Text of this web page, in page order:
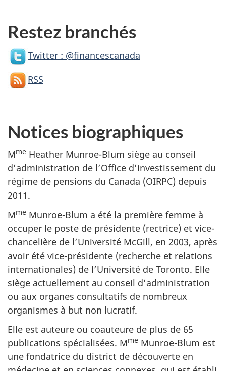
Restez branchés
Twitter : @financescanada
RSS
Notices biographiques
Mme Heather Munroe-Blum siège au conseil
d’administration de l’Office d’investissement du
régime de pensions du Canada (OIRPC) depuis
2011.
Mme Munroe-Blum a été la première femme à
occuper le poste de présidente (rectrice) et vice-
chancelière de l’Université McGill, en 2003, après
avoir été vice-présidente (recherche et relations
internationales) de l’Université de Toronto. Elle
siège actuellement au conseil d’administration
ou aux organes consultatifs de nombreux
organismes à but non lucratif.
Elle est auteure ou coauteure de plus de 65
publications spécialisées. Mme Munroe-Blum est
une fondatrice du district de découverte en